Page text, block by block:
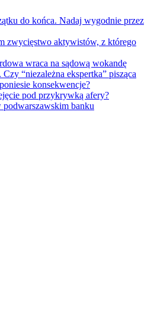
do końca. Nadaj wygodnie przez
zwycięstwo aktywistów, z którego
wraca na sądową wokandę
“niezależna ekspertka” pisząca
konsekwencje?
pod przykrywką afery?
banku